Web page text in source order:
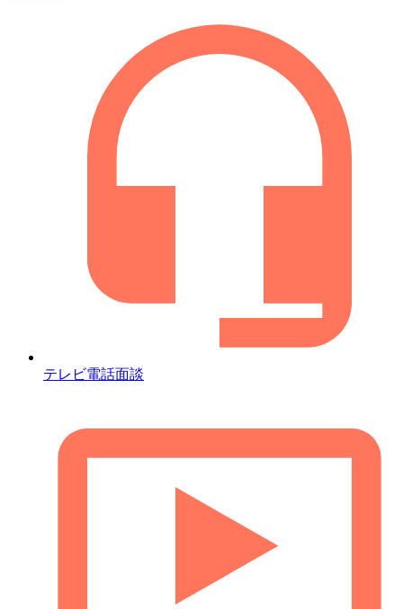
テレビ電話面談